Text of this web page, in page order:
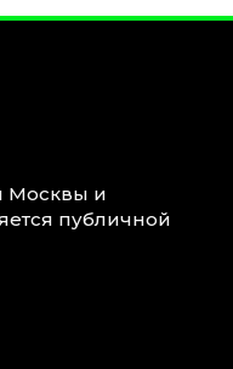
Москвы и
публичной